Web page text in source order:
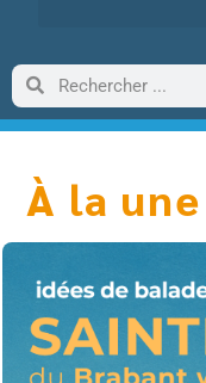
À la une